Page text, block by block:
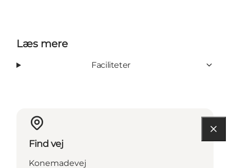
Læs mere
Faciliteter
Find vej
Konemadevej